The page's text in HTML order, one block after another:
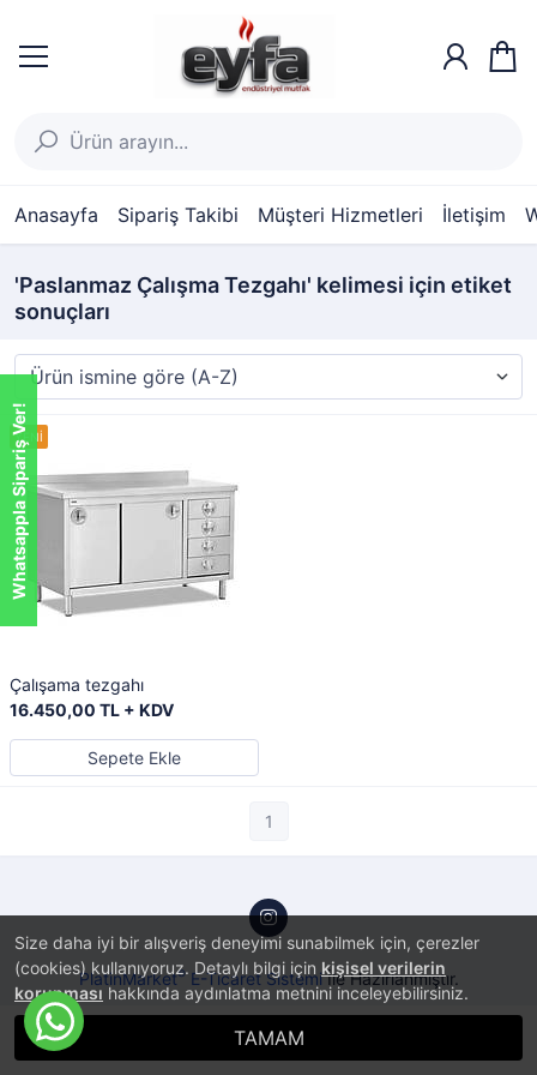
Anasayfa Sipariş Takibi Müşteri Hizmetleri İletişim
Size daha iyi bir alışveriş deneyimi sunabilmek için, çerezler
(cookies) kullanıyoruz. Detaylı bilgi için kişisel verilerin
korunması hakkında aydınlatma metnini inceleyebilirsiniz.
TAMAM
'Paslanmaz Çalışma Tezgahı' kelimesi için etiket
sonuçları
Çalışama tezgahı
16.450,00 TL + KDV
Sepete Ekle
1
PlatinMarket®E-Ticaret Sistemiİle Hazırlanmıştır.
Whatsappla Sipariş Ver!